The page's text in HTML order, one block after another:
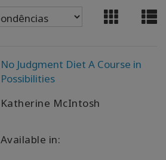
No Judgment Diet A Course in
Possibilities
Katherine McIntosh
Available in: